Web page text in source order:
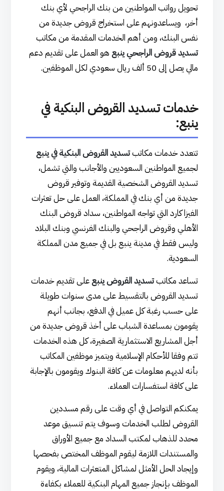
تحويل رواتب المواطنين من بنك الراجحي لأي بنك
أخر، ويساعدونهم على استخراج قروض جديدة من
نفس البنك، ومن أهم الخدمات المقدمة من مكاتب
تسديد قروض الراجحي ينبع هو العمل على تقديم دعم
مالي يصل إلى 50 ألف ريال سعودي لكل الموظفين.
خدمات تسديد القروض البنكية في
ينبع:
تتعدد خدمات مكاتبتسديد القروض البنكية في ينبع
لجميع المواطنين السعوديين والأجانب والتي تشمل،
تسديد القروض الشخصية القديمة وتوفير قروض
جديدة من أي بنك في المملكة، العمل على حل تعثرات
الفيزا كارد التي تواجه المواطنين، سداد قروض البنك
الأهلي وقروض الراجحي والبنك الفرنسي وبنك البلاد
وليس فقط في مدينة ينبع بل في جميع مدن المملكة
السعودية.
تساعد مكاتبتسديد القروض ينبععلى تقديم خدمات
تسديد القروض بالتقسيط على مدى سنوات طويلة
على حسب رغبة كل عميل في الدفع، بجانب أنهم
يقومون بمساعدة الشباب على أخذ قروض جديدة من
أجل المشاريع الاستثمارية الصغيرة، كل هذه الخدمات
تتم وفقا للأحكام الإسلامية ويتميز موظفين المكاتب
بأنه لديهم معلومات عن كافة البنوك ويقومون بالإجابة
على كافة استفسارات العملاء.
يمكنكم التواصل في أي وقت على رقم مسددين
القروض لطلب الخدمات وسوف يتم تنسيق موعد
محدد للذهاب لمكتب السداد مع جميع الأوراق
والمستندات اللازمة ليقوم الموظف المختص بفحصها
وإيجاد الحل الأمثل لمشاكل المتعثرات المالية، ويقوم
الموظف بإنجاز جميع المهام البنكية للعملاء بكفاءة